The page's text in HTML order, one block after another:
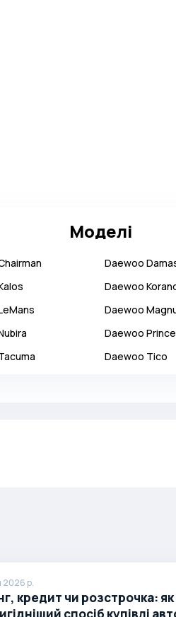
Моделі
Daewoo
Daewoo
Daewoo
Daewoo Prince
Daewoo Tico
2026 р.
кредит чи розстрочка: